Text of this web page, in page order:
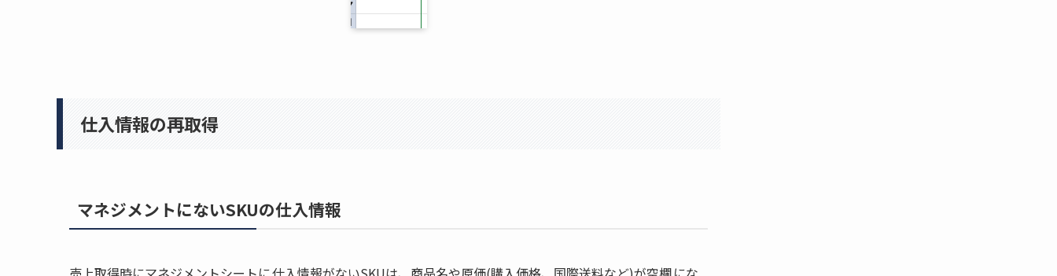
仕入情報の再取得
マネジメントにないSKUの仕入情報